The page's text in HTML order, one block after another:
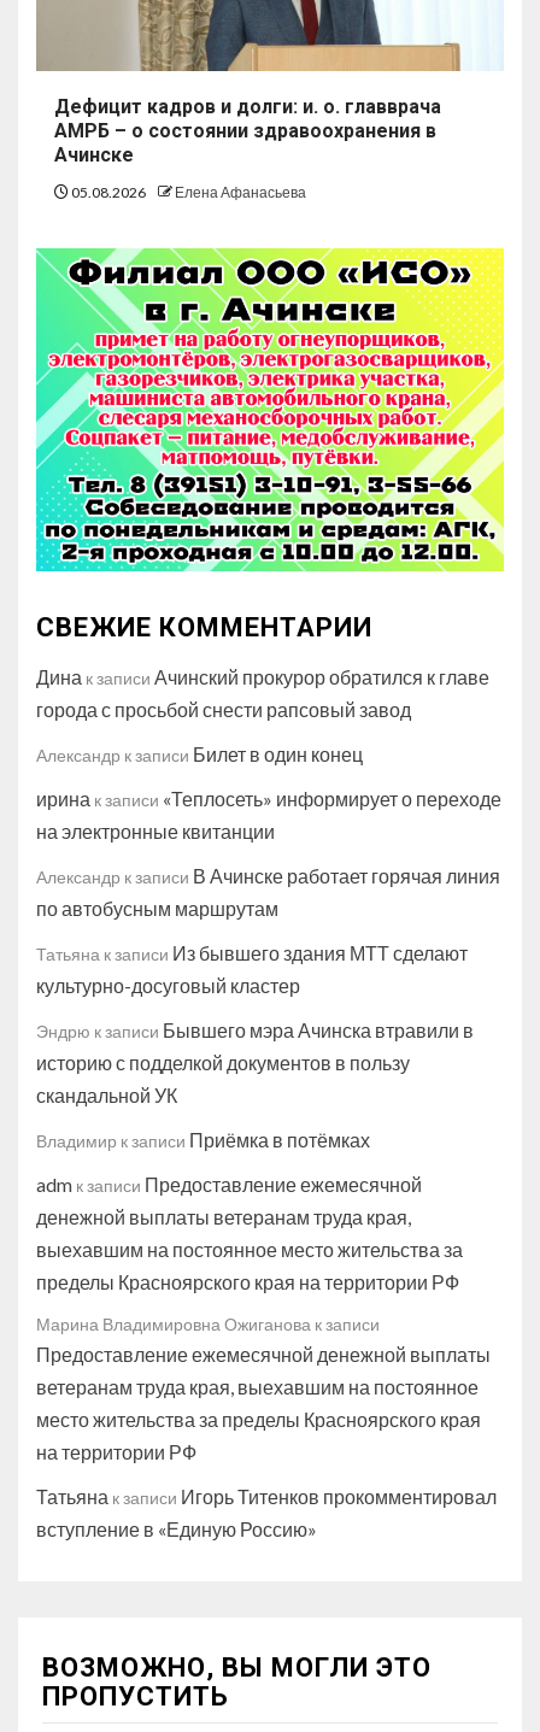
Дефицит кадров и долги: и. о. главврача
АМРБ – о состоянии здравоохранения в
Ачинске
05.08.2026 Елена Афанасьева
СВЕЖИЕ КОММЕНТАРИИ
Дина к записи Ачинский прокурор обратился к главе
города с просьбой снести рапсовый завод
Александр к записи Билет в один конец
ирина к записи «Теплосеть» информирует о переходе
на электронные квитанции
Александр к записи В Ачинске работает горячая линия
по автобусным маршрутам
Татьяна к записи Из бывшего здания МТТ сделают
культурно-досуговый кластер
Эндрю к записи Бывшего мэра Ачинска втравили в
историю с подделкой документов в пользу
скандальной УК
Владимир к записи Приёмка в потёмках
adm к записи Предоставление ежемесячной
денежной выплаты ветеранам труда края,
выехавшим на постоянное место жительства за
пределы Красноярского края на территории РФ
Марина Владимировна Ожиганова к записи
Предоставление ежемесячной денежной выплаты
ветеранам труда края, выехавшим на постоянное
место жительства за пределы Красноярского края
на территории РФ
Татьяна к записи Игорь Титенков прокомментировал
вступление в «Единую Россию»
ВОЗМОЖНО, ВЫ МОГЛИ ЭТО
ПРОПУСТИТЬ